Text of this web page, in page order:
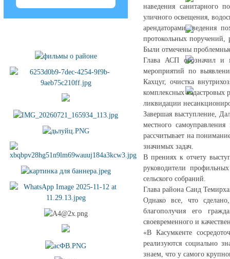
наведения санитарного
уличного освещения,
арендаторами, ведения
протокольных
Были отмечены
Глава АСП обозначил и
мероприятий по
Кахцуг, очистка
комплексных кадастровых
ликвидации
Завершая выступление,
местного
рассчитывает на
значимых задач.
В прениях к отчету
руководители
сельского собраний.
Глава района Саид
Однако все, что
благополучия его
своевременного и
«В Касумкенте
реализуются социально
знаем, что у самого